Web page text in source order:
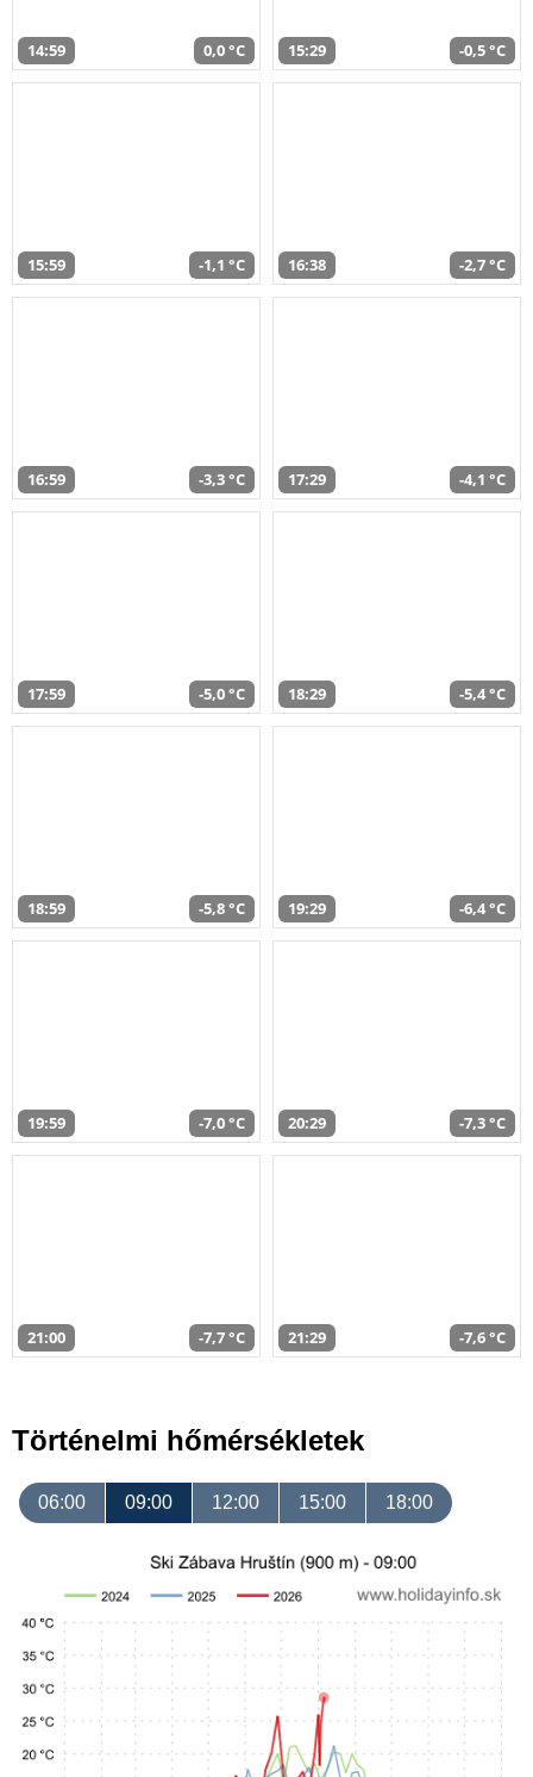
14:59 0,0 °C 15:29 -0,5 °C
15:59 -1,1 °C 16:38 -2,7 °C
16:59 -3,3 °C 17:29 -4,1 °C
17:59 -5,0 °C 18:29 -5,4 °C
18:59 -5,8 °C 19:29 -6,4 °C
19:59 -7,0 °C 20:29 -7,3 °C
21:00 -7,7 °C 21:29 -7,6 °C
Történelmi hőmérsékletek
06:00 09:00 12:00 15:00 18:00